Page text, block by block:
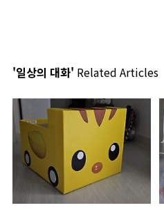
'일상의 대화' Related Articles